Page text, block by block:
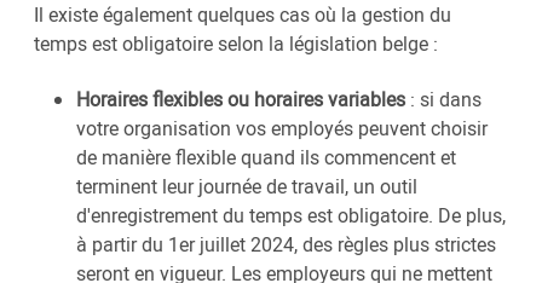
Il existe également quelques cas où la gestion du
temps est obligatoire selon la législation belge :
Horaires flexibles ou horaires variables : si dans
votre organisation vos employés peuvent choisir
de manière flexible quand ils commencent et
terminent leur journée de travail, un outil
d'enregistrement du temps est obligatoire. De plus,
à partir du 1er juillet 2024, des règles plus strictes
seront en vigueur. Les employeurs qui ne mettent